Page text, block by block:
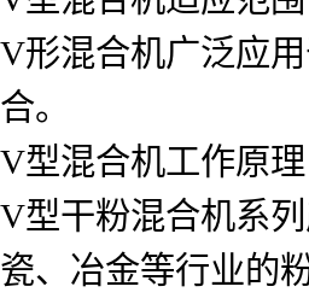
V形混合机广泛应
合。
V型混合机工作原理
V型干粉混合机系
瓷、冶金等行业的